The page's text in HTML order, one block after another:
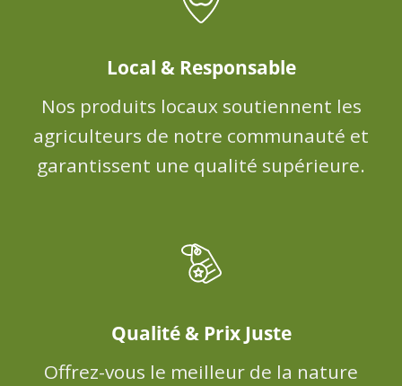
Local & Responsable
Nos produits locaux soutiennent les
agriculteurs de notre communauté et
garantissent une qualité supérieure.
Qualité & Prix Juste
Offrez-vous le meilleur de la nature